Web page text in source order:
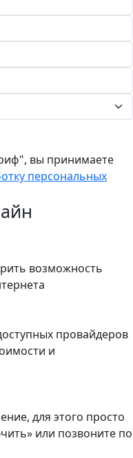
вы принимаете
персональных
возможность
провайдеров
и
для этого просто
или позвоните по